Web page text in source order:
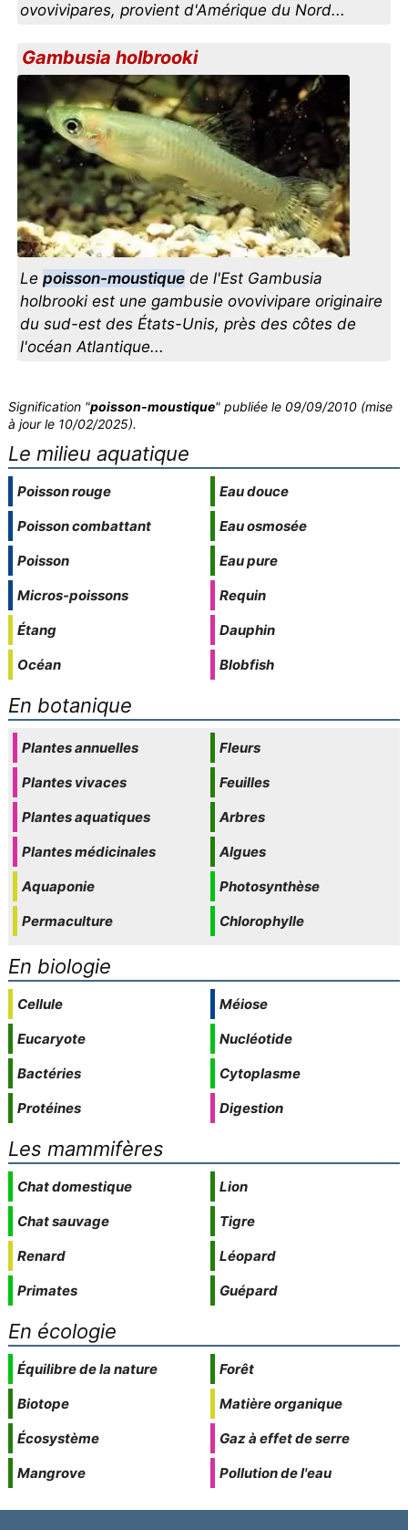
ovovivipares, provient d'Amérique du Nord...
Gambusia holbrooki
Lepoisson-moustique de l'Est Gambusia
holbrooki est une gambusie ovovivipare originaire
du sud-est des États-Unis, près des côtes de
l'océan Atlantique...
Signification "poisson-moustique" publiée le 09/09/2010 (mise
à jour le 10/02/2025).
Le milieu aquatique
Poisson rouge
Poisson combattant
Poisson
Micros-poissons
Étang
Océan
Eau douce
Eau osmosée
Eau pure
Requin
Dauphin
Blobfish
En botanique
Plantes annuelles
Plantes vivaces
Plantes aquatiques
Plantes médicinales
Aquaponie
Permaculture
Fleurs
Feuilles
Arbres
Algues
Photosynthèse
Chlorophylle
En biologie
Cellule
Eucaryote
Bactéries
Protéines
Méiose
Nucléotide
Cytoplasme
Digestion
Les mammifères
Chat domestique
Chat sauvage
Renard
Primates
Lion
Tigre
Léopard
Guépard
En écologie
Équilibre de la nature
Biotope
Écosystème
Mangrove
Forêt
Matière organique
Gaz à effet de serre
Pollution de l'eau